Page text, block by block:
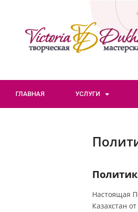
ГЛАВНАЯ УСЛУГИ
Настоящая
Казахстан